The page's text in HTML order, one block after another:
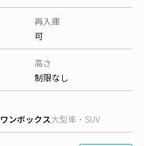
再入庫
可
高さ
制限なし
ワンボックス大型車・SUV